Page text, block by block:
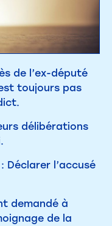
de l’ex-député
toujours pas
délibérations
Déclarer l’accusé
demandé à
de la